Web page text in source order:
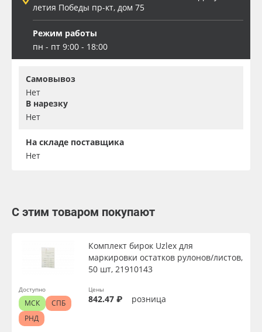
летия Победы пр-кт, дом 75
Режим работы
пн - пт 9:00 - 18:00
Самовывоз
Нет
В нарезку
Нет
На складе поставщика
Нет
С этим товаром покупают
Комплект бирок Uzlex для
маркировки остатков рулонов/листов,
50 шт, 21910143
Цены
842.47 ₽ розница
Доступно
МСК
СПБ
РНД